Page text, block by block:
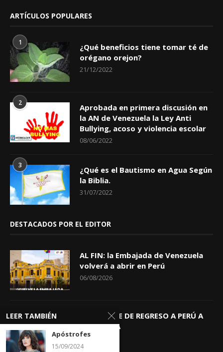
ARTÍCULOS POPULARES
1
¿Qué beneficios tiene tomar té de
orégano orejon?
21/12/2022
2
Aprobada en primera discusión en
la AN de Venezuela la Ley Anti
Bullying, acoso y violencia escolar
08/06/2022
3
¿Qué es el Bautismo en Agua Según
la Biblia.
31/07/2022
DESTACADOS POR EL EDITOR
AL FIN: la Embajada de Venezuela
volverá a abrir en Perú
06/08/2026
KEIKO TRAE DE REGRESO A PERÚ A
GIOVANNA
04/08/2026
LEER TAMBIÉN
Apóstrofes
15/09/2024